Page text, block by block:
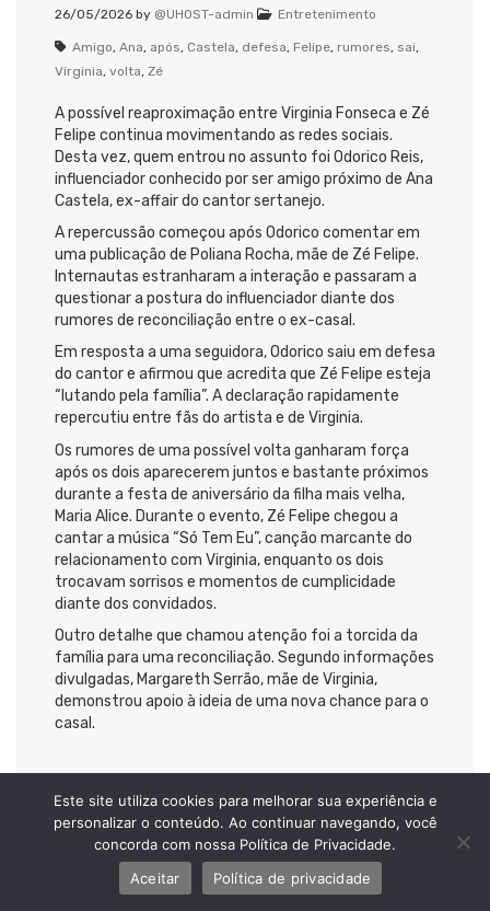
26/05/2026 by @UHOST-admin Entretenimento
Amigo, Ana, após, Castela, defesa, Felipe, rumores, sai,
Virginia, volta, Zé
A possível reaproximação entre Virginia Fonseca e Zé
Felipe continua movimentando as redes sociais.
Desta vez, quem entrou no assunto foi Odorico Reis,
influenciador conhecido por ser amigo próximo de Ana
Castela, ex-affair do cantor sertanejo.
A repercussão começou após Odorico comentar em
uma publicação de Poliana Rocha, mãe de Zé Felipe.
Internautas estranharam a interação e passaram a
questionar a postura do influenciador diante dos
rumores de reconciliação entre o ex-casal.
Em resposta a uma seguidora, Odorico saiu em defesa
do cantor e afirmou que acredita que Zé Felipe esteja
“lutando pela família”. A declaração rapidamente
repercutiu entre fãs do artista e de Virginia.
Os rumores de uma possível volta ganharam força
após os dois aparecerem juntos e bastante próximos
durante a festa de aniversário da filha mais velha,
Maria Alice. Durante o evento, Zé Felipe chegou a
cantar a música “Só Tem Eu”, canção marcante do
relacionamento com Virginia, enquanto os dois
trocavam sorrisos e momentos de cumplicidade
diante dos convidados.
Outro detalhe que chamou atenção foi a torcida da
família para uma reconciliação. Segundo informações
divulgadas, Margareth Serrão, mãe de Virginia,
demonstrou apoio à ideia de uma nova chance para o
casal.
PREVIOUS »
PROMOÇÕES EQUIPE NOTÍCIAS CONTATO
Este site utiliza cookies para melhorar sua experiência e
personalizar o conteúdo. Ao continuar navegando, você
concorda com nossa Política de Privacidade.
Aceitar
Política de privacidade